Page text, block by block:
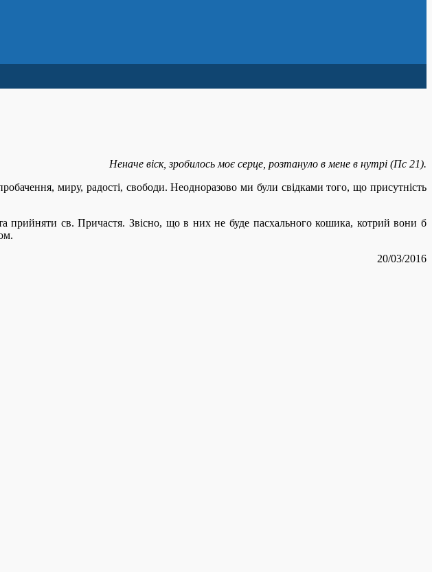
Неначе віск, зробилось моє серце, розтануло в мене в нутрі (Пс 21).
миру, радості, свободи. Неодноразово ми були свідками того, що присутність
прийняти св. Причастя. Звісно, що в них не буде пасхального кошика, котрий вони б
20/03/2016